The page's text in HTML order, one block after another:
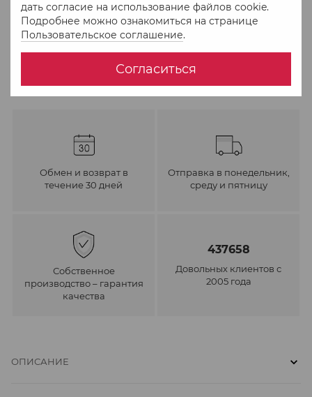
дать согласие на использование файлов cookie.
Подробнее можно ознакомиться на странице
Пользовательское соглашение.
Согласиться
В избранное К сравнению
Обмен и возврат в
течение 30 дней
Отправка в понедельник,
среду и пятницу
Собственное
производство – гарантия
качества
437658
Довольных клиентов с
2005 года
ОПИСАНИЕ